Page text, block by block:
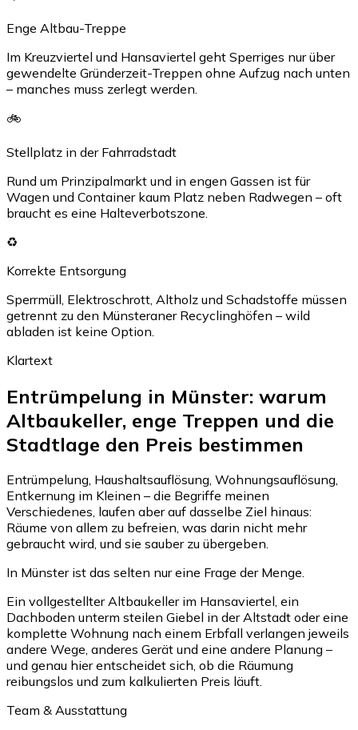
Enge Altbau-Treppe
Im Kreuzviertel und Hansaviertel geht Sperriges nur über
gewendelte Gründerzeit-Treppen ohne Aufzug nach unten
– manches muss zerlegt werden.
🚲
Stellplatz in der Fahrradstadt
Rund um Prinzipalmarkt und in engen Gassen ist für
Wagen und Container kaum Platz neben Radwegen – oft
braucht es eine Halteverbotszone.
♻️
Korrekte Entsorgung
Sperrmüll, Elektroschrott, Altholz und Schadstoffe müssen
getrennt zu den Münsteraner Recyclinghöfen – wild
abladen ist keine Option.
Klartext
Entrümpelung in Münster: warum
Altbaukeller, enge Treppen und die
Stadtlage den Preis bestimmen
Entrümpelung, Haushaltsauflösung, Wohnungsauflösung,
Entkernung im Kleinen – die Begriffe meinen
Verschiedenes, laufen aber auf dasselbe Ziel hinaus:
Räume von allem zu befreien, was darin nicht mehr
gebraucht wird, und sie sauber zu übergeben.
In Münster ist das selten nur eine Frage der Menge.
Ein vollgestellter Altbaukeller im Hansaviertel, ein
Dachboden unterm steilen Giebel in der Altstadt oder eine
komplette Wohnung nach einem Erbfall verlangen jeweils
andere Wege, anderes Gerät und eine andere Planung –
und genau hier entscheidet sich, ob die Räumung
reibungslos und zum kalkulierten Preis läuft.
Team & Ausstattung